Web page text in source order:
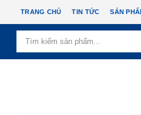
TRANG CHỦ TIN TỨC SẢN